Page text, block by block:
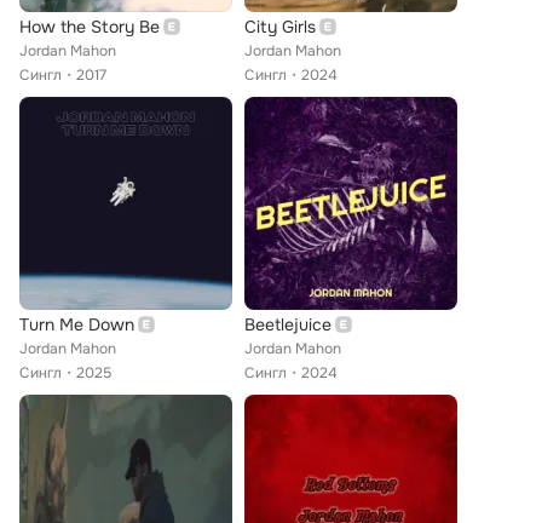
How the Story Be
Jordan Mahon
Сингл
2017
City Girls
Jordan Mahon
Сингл
2024
Turn Me Down
Jordan Mahon
Сингл
2025
Beetlejuice
Jordan Mahon
Сингл
2024